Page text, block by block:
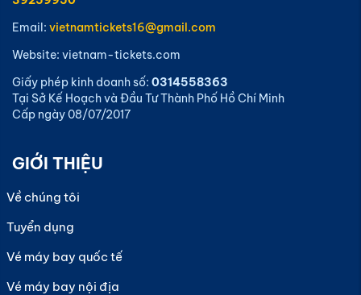
Email: vietnamtickets16@gmail.com
Website: vietnam-tickets.com
Giấy phép kinh doanh số: 0314558363
Tại Sở Kế Hoạch và Đầu Tư Thành Phố Hồ Chí Minh
Cấp ngày 08/07/2017
GIỚI THIỆU
Về chúng tôi
Tuyển dụng
Vé máy bay quốc tế
Vé máy bay nội địa